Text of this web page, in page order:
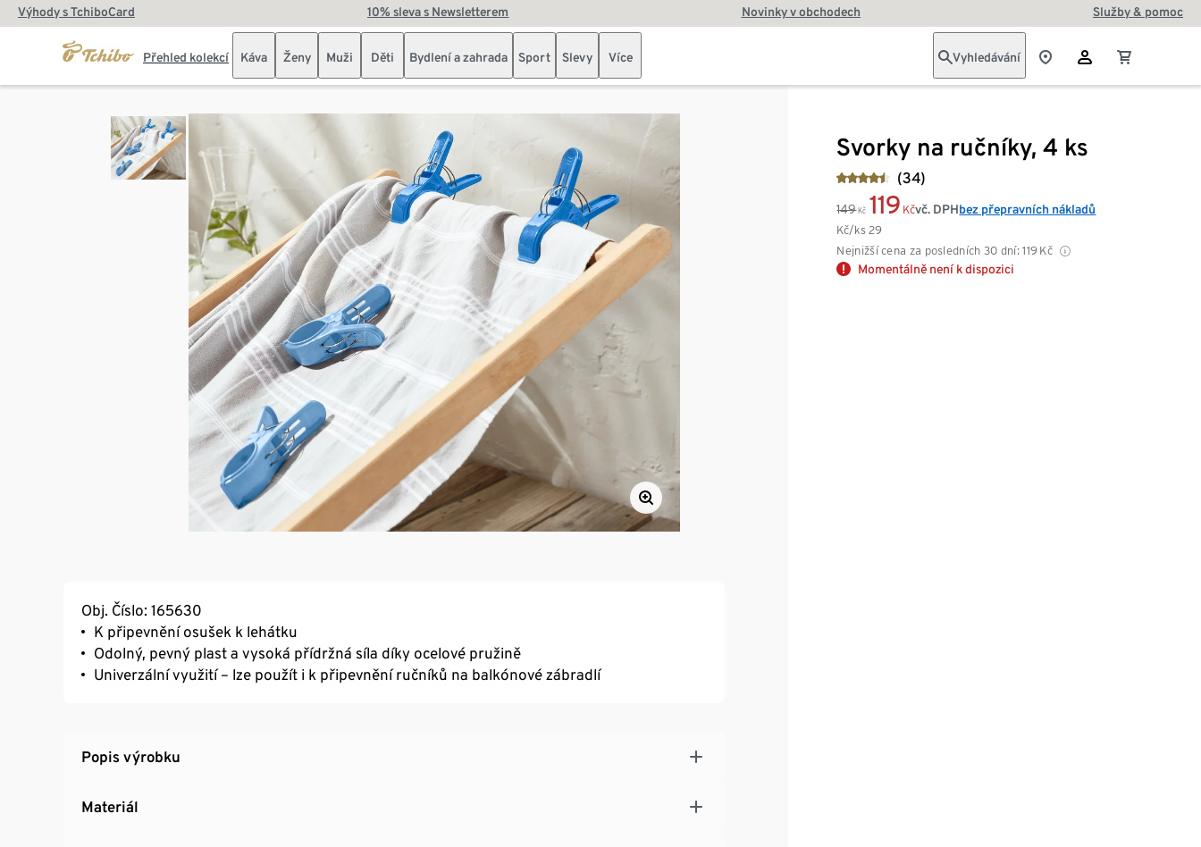
Výhody s TchiboCard 10% sleva s Newsletterem Novinky v obchodech Služby & pomoc
Přehled kolekcí Káva Ženy Muži Děti Bydlení a zahrada Sport Slevy Více Vyhledávání
Svorky na ručníky, 4 ks
(34)
149 Kč 119 Kč
Kč/ks29
Nejnižší cena za posledních 30 dní: 119 Kč
vč. DPHbez přepravních nákladů
Momentálně není k dispozici
Obj. Číslo: 165630
K připevnění osušek k lehátku
Odolný, pevný plast a vysoká přídržná síla díky ocelové pružině
Univerzální využití – lze použít i k připevnění ručníků na balkónové zábradlí
Popis výrobku
Materiál